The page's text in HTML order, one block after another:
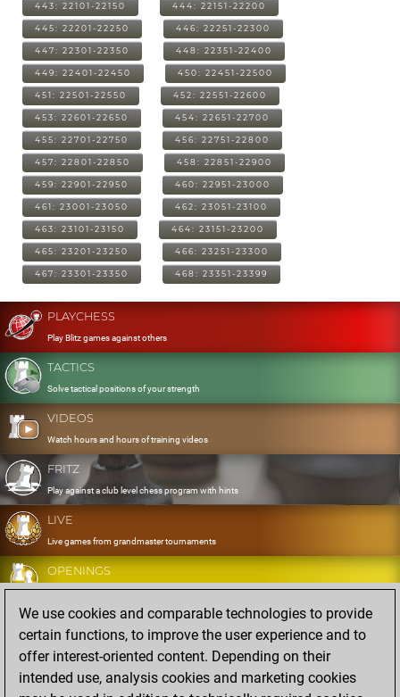
443: 22101-22150 444: 22151-22200
445: 22201-22250 446: 22251-22300
447: 22301-22350 448: 22351-22400
449: 22401-22450 450: 22451-22500
451: 22501-22550 452: 22551-22600
453: 22601-22650 454: 22651-22700
455: 22701-22750 456: 22751-22800
457: 22801-22850 458: 22851-22900
459: 22901-22950 460: 22951-23000
461: 23001-23050 462: 23051-23100
463: 23101-23150 464: 23151-23200
465: 23201-23250 466: 23251-23300
467: 23301-23350 468: 23351-23399
PLAYCHESS
Play Blitz games against others
TACTICS
Solve tactical positions of your strength
VIDEOS
Watch hours and hours of training videos
FRITZ
Play against a club level chess program with hints
LIVE
Live games from grandmaster tournaments
OPENINGS
Develop and exercise your openings
DATABASE
Eight million strong games
MYGAMES
Store and analyse your own games in the cloud
We use cookies and comparable technologies to provide
certain functions, to improve the user experience and to
offer interest-oriented content. Depending on their
intended use, analysis cookies and marketing cookies